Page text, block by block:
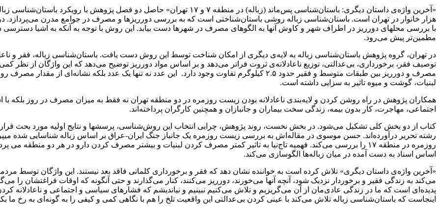
هزار خانوار در تهران است. باستان‌شناسی زباله روشی باستان‌شناختی است که به بررسی دورریزها و مصرف در جوامع مدرن می‌پردازد. در
با بررسی محلهای دورریز در اطراف شهر و کاوش آنها به الگوهای مصرف در شهرها دست بیابد. این روش با توجه به آنکه به اشیا دسترسی
مطمین‌تر پیش می‌رود.
در تهران، گروه پژوهش باستان‌شناسی زباله به لایه‌ی دیگری از امکان شناخت توسط این روش دست یافت. باستان‌شناسی زباله، فقر و
توصیف فقر، برخورداری، بی‌عدالتی، توزیع ناعادلانه‌ی ثروت فراتر می‌دهد و بر اساس مواد دورریز توضیح می‌دهد که این واژگان از نظر
مصرف و دورریز بین طبقات متوسط و فقیر حدود ۲.۵ کیلوگرم تفاوت وجود دارد. این عدد نه تنها یک عدد
لبنیات، گوشت و میوه تاثیر به سزایی داشته است.
همکاران پژوهش در راه روشن کردن و لایه‌بندی ناعادلانه بودن زیست روزمره در دو منطقه تهران نه فقط به میزان مصرف در روز بلکه
اجتماعی، مهاجرت، کار بدون بیمه، زندگی سخت بیماران و جانبازان و همچنین کارگران پرداخته‌اند.
کتاب از دو بخش کلی تشکیل می‌شود. در بخش نخست، روند پژوهش، چرایی انتخاب این روش‌شناسی، پرسشها و نتایج اولیه مورد بحث
رشته تحریر درآورده‌اند. حسن موسوی در مقاله‌اش به بررسی زیست روزمره یک جانباز جنگ ایران-عراق بر اساس زباله شناسایی شده
روزمره در منطقه ۱۷ را بررسی می‌کند. فهمیه تاج‌نیا به تاثیر کمتر مصرف کردن لبنیات و بیشتر مصرف کردن دارو در هر دو
اساس اسناد به دست آمده در میان زباله‌ها الگوسازی ‌می‌کند.
«آخرین واژه‌ی داستان دیگری» تلاش کرده است به خواننده نشان دهد که فقر و برخورداری کلماتی فاقد بعد نیستند. این واژگان
می‌کند به زندگی فقیر و برخوردار نزدیک شود، آنچه آنها می‌خورند، دورریز می‌کنند، کنار می‌گذارند و حتی آنگونه که اوقات فراغتشان را
پدیده‌ای است که ما در زندگی عادی‌مان از آن می‌گریزیم و تلاش می‌کنیم نبینیم و نیاندیشم که فشارهای سیاسی و اجتماعی و ناعادلانه
اینجاست که باستان‌شناسی زباله تلاش می‌کند با عینی کردن بی‌عدالتی این واقعیت تلخ را هم با نگاهی کمی و کیفی را به گونه‌ای به رخ ما